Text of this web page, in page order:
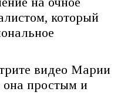
который
видео Марии
она простым и